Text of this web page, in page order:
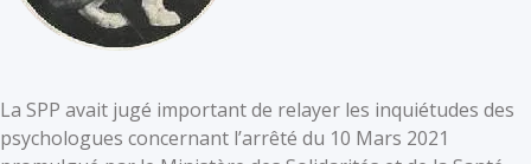
La SPP avait jugé important de relayer les inquiétudes des
psychologues concernant l’arrêté du 10 Mars 2021